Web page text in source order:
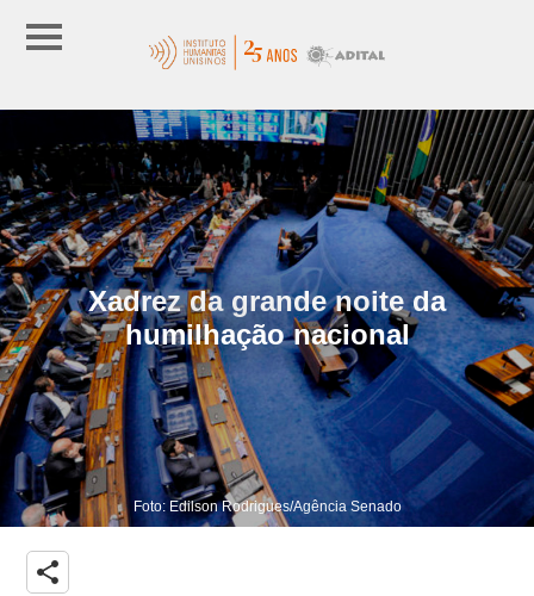
Xadrez da grande noite da
humilhação nacional
Foto: Edilson Rodrigues/Agência Senado
share